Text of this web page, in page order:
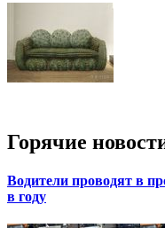
Горячие
Водители проводят в
в году